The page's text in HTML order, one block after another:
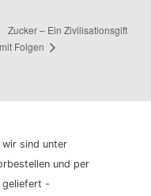
Zucker – Ein Zivilisationsgift
mit Folgen
sind unter
und per
geliefert -